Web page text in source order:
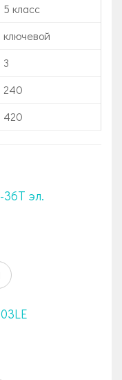
5 класс
ключевой
3
240
420